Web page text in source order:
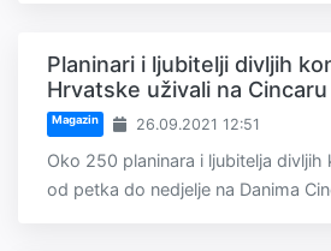
Planinari i ljubitelji divljih
Hrvatske uživali na Cincaru
Magazin 26.09.2021 12:51
Oko 250 planinara i ljubitelja divljih
od petka do nedjelje na Danima